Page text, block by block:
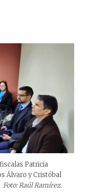
Patricia
Álvaro y Cristóbal
Foto: Raúl Ramírez.